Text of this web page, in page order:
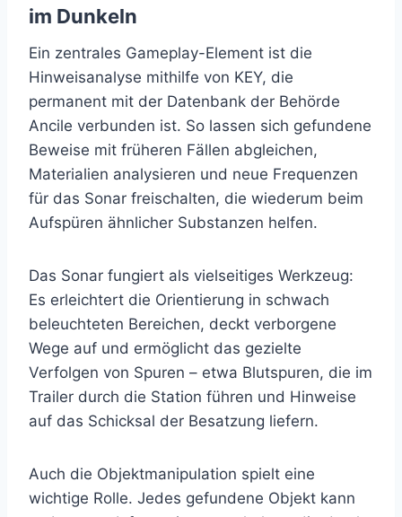
im Dunkeln
Ein zentrales Gameplay-Element ist die
Hinweisanalyse mithilfe von KEY, die
permanent mit der Datenbank der Behörde
Ancile verbunden ist. So lassen sich gefundene
Beweise mit früheren Fällen abgleichen,
Materialien analysieren und neue Frequenzen
für das Sonar freischalten, die wiederum beim
Aufspüren ähnlicher Substanzen helfen.
Das Sonar fungiert als vielseitiges Werkzeug:
Es erleichtert die Orientierung in schwach
beleuchteten Bereichen, deckt verborgene
Wege auf und ermöglicht das gezielte
Verfolgen von Spuren – etwa Blutspuren, die im
Trailer durch die Station führen und Hinweise
auf das Schicksal der Besatzung liefern.
Auch die Objektmanipulation spielt eine
wichtige Rolle. Jedes gefundene Objekt kann